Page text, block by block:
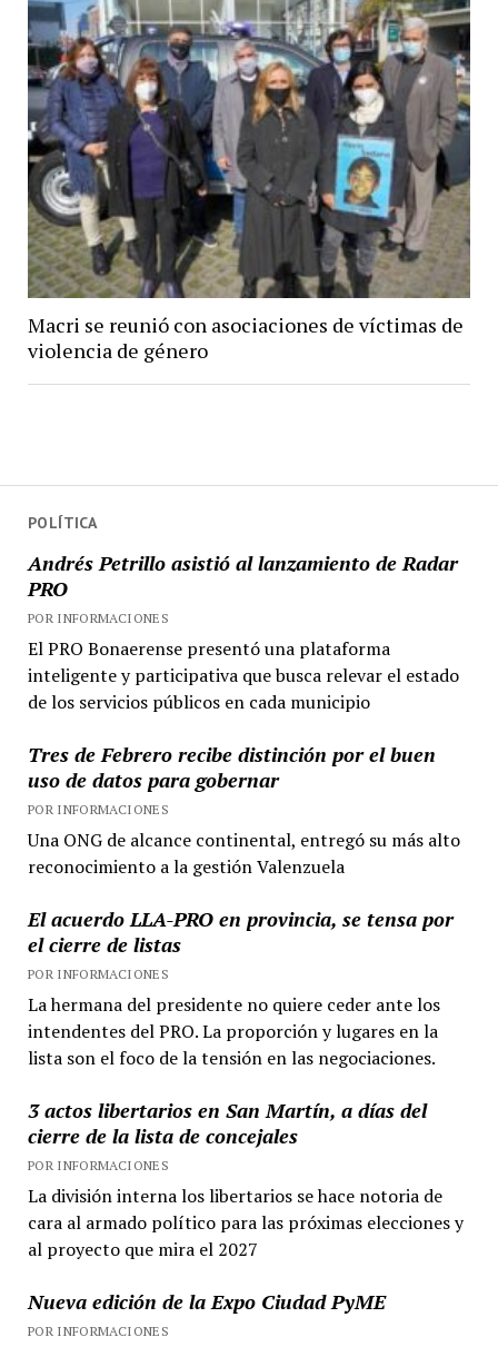
POLÍTICA
Andrés Petrillo asistió al lanzamiento de Radar
PRO
POR INFORMACIONES
El PRO Bonaerense presentó una plataforma
inteligente y participativa que busca relevar el estado
de los servicios públicos en cada municipio
Tres de Febrero recibe distinción por el buen
uso de datos para gobernar
POR INFORMACIONES
Una ONG de alcance continental, entregó su más alto
reconocimiento a la gestión Valenzuela
El acuerdo LLA-PRO en provincia, se tensa por
el cierre de listas
POR INFORMACIONES
La hermana del presidente no quiere ceder ante los
intendentes del PRO. La proporción y lugares en la
lista son el foco de la tensión en las negociaciones.
3 actos libertarios en San Martín, a días del
cierre de la lista de concejales
POR INFORMACIONES
La división interna los libertarios se hace notoria de
cara al armado político para las próximas elecciones y
al proyecto que mira el 2027
Nueva edición de la Expo Ciudad PyME
POR INFORMACIONES
Macri se reunió con asociaciones de víctimas de
violencia de género